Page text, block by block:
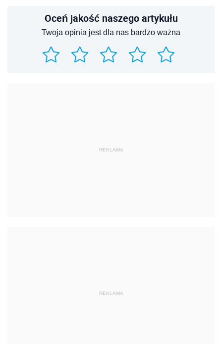
Oceń jakość naszego artykułu
Twoja opinia jest dla nas bardzo ważna
REKLAMA
REKLAMA